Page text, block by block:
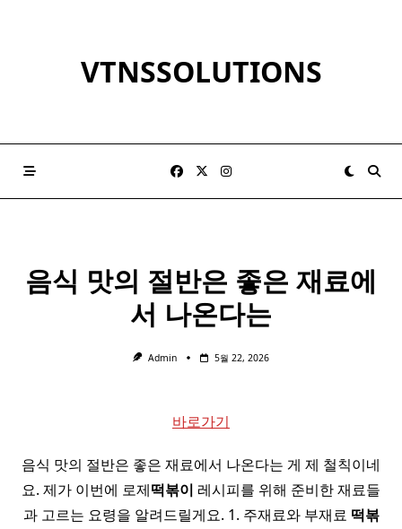
VTNSSOLUTIONS
음식 맛의 절반은 좋은 재료에
서 나온다는
Admin 5월 22, 2026
바로가기
음식 맛의 절반은 좋은 재료에서 나온다는 게 제 철칙이네
요. 제가 이번에 로제떡볶이 레시피를 위해 준비한 재료들
과 고르는 요령을 알려드릴게요. 1. 주재료와 부재료 떡볶